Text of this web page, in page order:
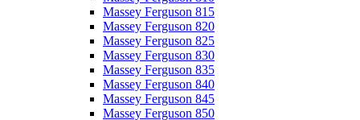
Massey Ferguson 815
Massey Ferguson 820
Massey Ferguson 825
Massey Ferguson 830
Massey Ferguson 835
Massey Ferguson 840
Massey Ferguson 845
Massey Ferguson 850